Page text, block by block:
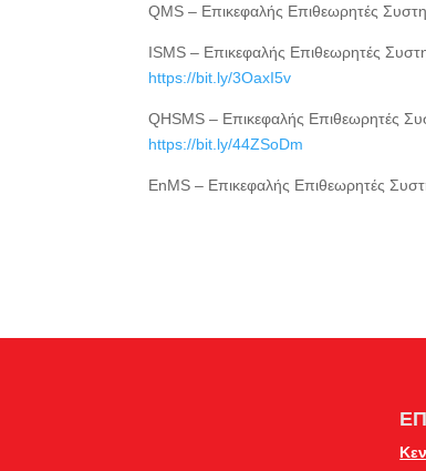
QMS – Επικεφαλής Επιθεωρητές
ISMS – Επικεφαλής Επιθεωρητές
https://bit.ly/3OaxI5v
QHSMS – Επικεφαλής Επιθεωρητές
https://bit.ly/44ZSoDm
EnMS – Επικεφαλής Επιθεωρητές